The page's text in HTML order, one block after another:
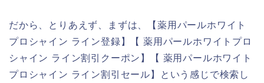
だから、とりあえず、まずは、【薬用パールホワイト
プロシャイン ライン登録】【 薬用パールホワイトプロ
シャイン ライン割引クーポン】【 薬用パールホワイト
プロシャイン ライン割引セール】という感じで検索し